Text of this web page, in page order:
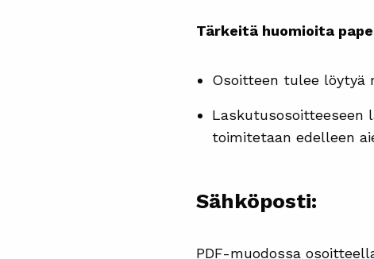
Tärkeitä huomioita
Osoitteen tulee löytyä
Laskutusosoitteeseen
toimitetaan edelleen
Sähköposti:
PDF-muodossa